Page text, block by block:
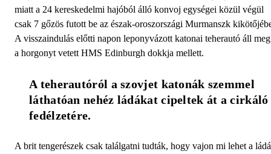
miatt a 24 kereskedelmi hajóból álló konvoj egységei közül végül
csak 7 gőzös futott be az észak-oroszországi Murmanszk
A visszaindulás előtti napon leponyvázott katonai teherautó áll meg
a horgonyt vetett HMS Edinburgh dokkja mellett.
A teherautóról a szovjet katonák szemmel
láthatóan nehéz ládákat cipeltek át a cirkáló
fedélzetére.
A brit tengerészek csak találgatni tudták, hogy vajon mi lehet a